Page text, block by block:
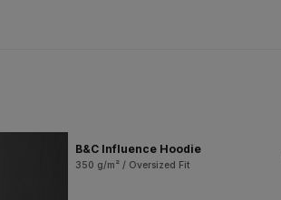
B&C Influence Hoodie
350 g/m² / Oversized Fit